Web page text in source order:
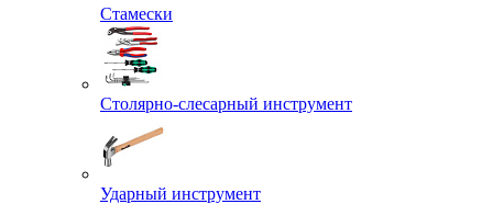
Стамески
Столярно-слесарный инструмент
Ударный инструмент